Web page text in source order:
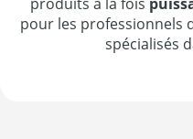
pour les professionnels
spécialisés